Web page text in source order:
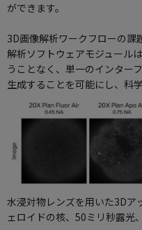
ができます。
3D画像解析ワークフローの
解析ソフトウェアモジュール
うことなく、単一のインター
生成することを可能にし、科
水浸対物レンズを用いた3Dア
ェロイドの核、50ミリ秒露光